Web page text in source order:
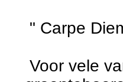
" Carpe
Voor vele